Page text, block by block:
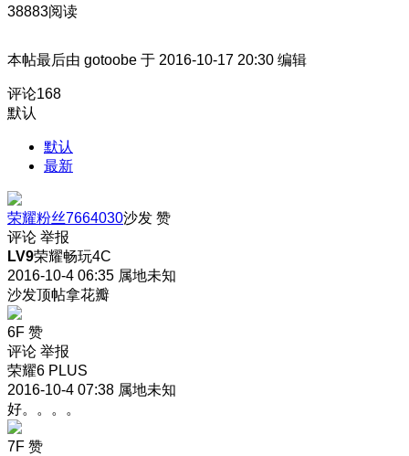
38883阅读
本帖最后由 gotoobe 于 2016-10-17 20:30 编辑
评论168
默认
默认
最新
荣耀粉丝7664030沙发 赞
评论 举报
LV9荣耀畅玩4C
2016-10-4 06:35 属地未知
沙发顶帖拿花瓣
6F 赞
评论 举报
荣耀6 PLUS
2016-10-4 07:38 属地未知
好。。。。
7F 赞